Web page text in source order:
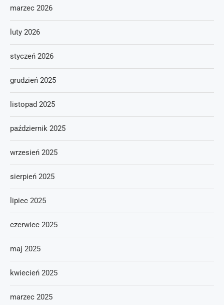
marzec 2026
luty 2026
styczeń 2026
grudzień 2025
listopad 2025
październik 2025
wrzesień 2025
sierpień 2025
lipiec 2025
czerwiec 2025
maj 2025
kwiecień 2025
marzec 2025